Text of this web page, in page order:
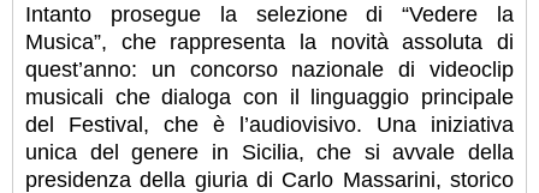
Intanto prosegue la selezione di “Vedere la
Musica”, che rappresenta la novità assoluta di
quest’anno: un concorso nazionale di videoclip
musicali che dialoga con il linguaggio principale
del Festival, che è l’audiovisivo. Una iniziativa
unica del genere in Sicilia, che si avvale della
presidenza della giuria di Carlo Massarini, storico